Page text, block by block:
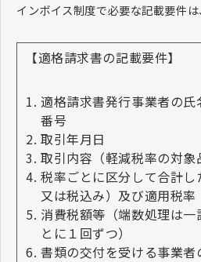
インボイス制度で必要な記載要件は
【適格請求書の記載要件】
適格請求書発行事業者の
番号
取引年月日
取引内容（軽減税率の対象
税率ごとに区分して合計
又は税込み）及び適用税率
消費税額等（端数処理は
とに１回ずつ）
書類の交付を受ける事業者